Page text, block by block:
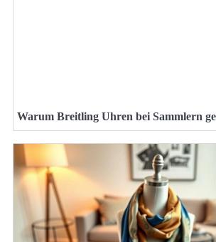
Warum Breitling Uhren bei Sammlern